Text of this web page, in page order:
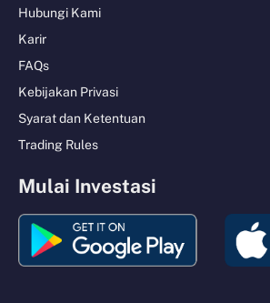
Hubungi Kami
Karir
FAQs
Kebijakan Privasi
Syarat dan Ketentuan
Trading Rules
Mulai Investasi